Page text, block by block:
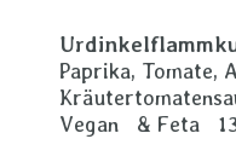
Paprika, Tomate,
Vegan & Feta